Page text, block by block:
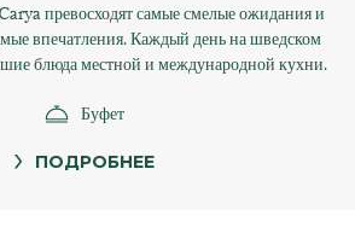
превосходят самые смелые ожидания и
впечатления. Каждый день на шведском
блюда местной и международной кухни.
Буфет
ПОДРОБНЕЕ